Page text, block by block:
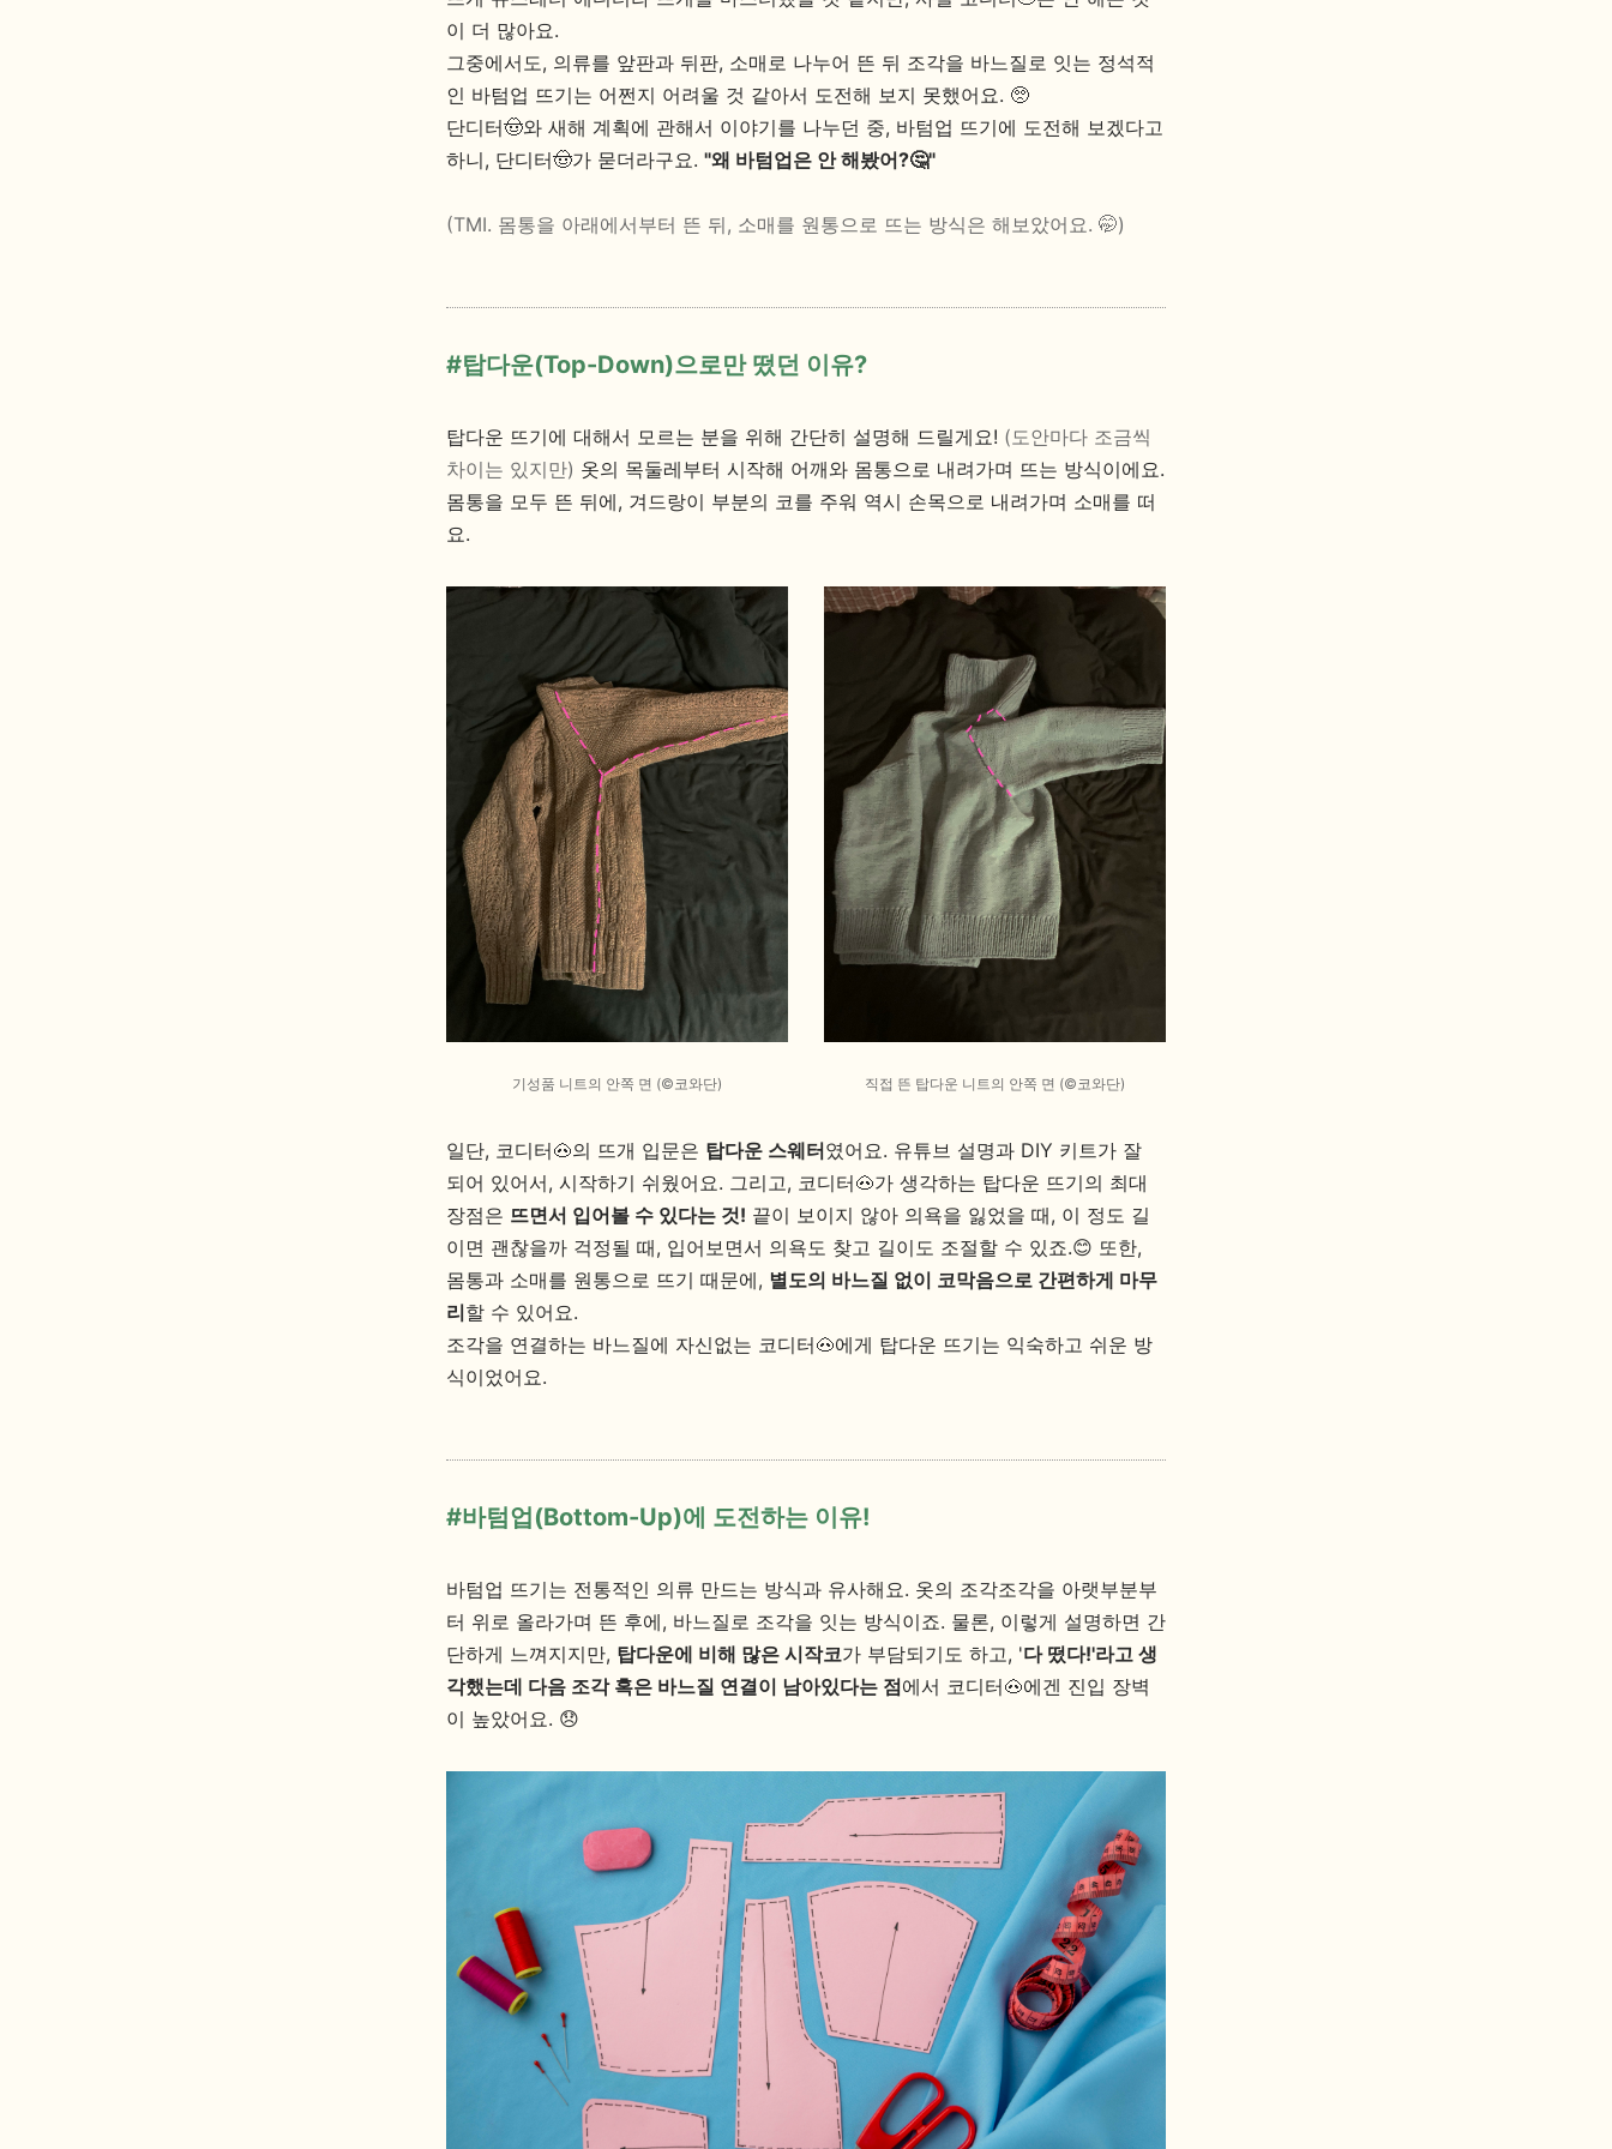
이 더 많아요.
그중에서도, 의류를 앞판과 뒤판, 소매로 나누어 뜬 뒤 조각을 바느질로 잇는 정석적
인 바텀업 뜨기는 어쩐지 어려울 것 같아서 도전해 보지 못했어요. 🥺
단디터🤠와 새해 계획에 관해서 이야기를 나누던 중, 바텀업 뜨기에 도전해 보겠다고
하니, 단디터🤠가 묻더라구요. "왜 바텀업은 안 해봤어?🤔"
(TMI. 몸통을 아래에서부터 뜬 뒤, 소매를 원통으로 뜨는 방식은 해보았어요. 🤭)
#탑다운(Top-Down)으로만 떴던 이유?
탑다운 뜨기에 대해서 모르는 분을 위해 간단히 설명해 드릴게요! (도안마다 조금씩
차이는 있지만) 옷의 목둘레부터 시작해 어깨와 몸통으로 내려가며 뜨는 방식이에요.
몸통을 모두 뜬 뒤에, 겨드랑이 부분의 코를 주워 역시 손목으로 내려가며 소매를 떠
요.
기성품 니트의 안쪽 면 (©코와단) 직접 뜬 탑다운 니트의 안쪽 면 (©코와단)
일단, 코디터🐽의 뜨개 입문은 탑다운 스웨터였어요. 유튜브 설명과 DIY 키트가 잘
되어 있어서, 시작하기 쉬웠어요. 그리고, 코디터🐽가 생각하는 탑다운 뜨기의 최대
장점은 뜨면서 입어볼 수 있다는 것! 끝이 보이지 않아 의욕을 잃었을 때, 이 정도 길
이면 괜찮을까 걱정될 때, 입어보면서 의욕도 찾고 길이도 조절할 수 있죠.😊 또한,
몸통과 소매를 원통으로 뜨기 때문에, 별도의 바느질 없이 코막음으로 간편하게 마무
리할 수 있어요.
조각을 연결하는 바느질에 자신없는 코디터🐽에게 탑다운 뜨기는 익숙하고 쉬운 방
식이었어요.
#바텀업(Bottom-Up)에 도전하는 이유!
바텀업 뜨기는 전통적인 의류 만드는 방식과 유사해요. 옷의 조각조각을 아랫부분부
터 위로 올라가며 뜬 후에, 바느질로 조각을 잇는 방식이죠. 물론, 이렇게 설명하면 간
단하게 느껴지지만, 탑다운에 비해 많은 시작코가 부담되기도 하고, '다 떴다!'라고 생
각했는데 다음 조각 혹은 바느질 연결이 남아있다는 점에서 코디터🐽에겐 진입 장벽
이 높았어요. 😞